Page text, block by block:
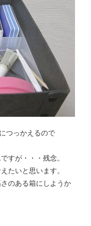
つっかえるので
すが・・・残念。
たいと思います。
のある箱にしようか